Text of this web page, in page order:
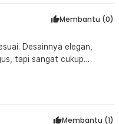
Membantu (0)
Desainnya elegan,
tapi sangat cukup.
13 inch, tapi
cukup dan lumayan.
Membantu (1)